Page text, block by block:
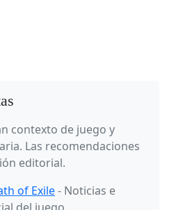
contexto de juego y
Las recomendaciones
editorial.
of Exile- Noticias e